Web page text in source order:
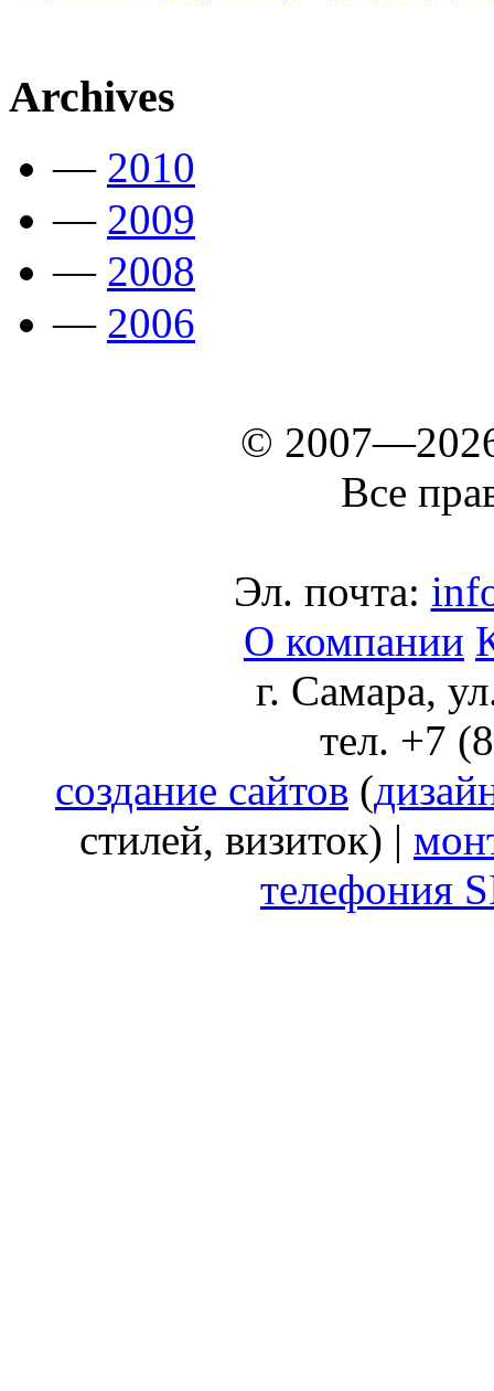
Archives
— 2010
— 2009
— 2008
— 2006
©
Все
Эл. почта:
О компании
г. Самара,
тел. +7
создание сайтов (
стилей, визиток) |
телефония